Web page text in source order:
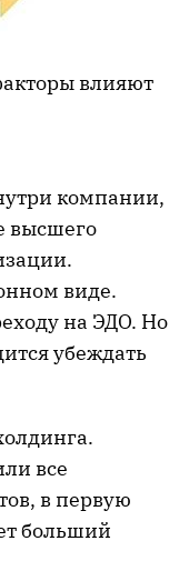
влияют
компании,
высшего
виде.
на ЭДО. Но
убеждать
все
в первую
больший